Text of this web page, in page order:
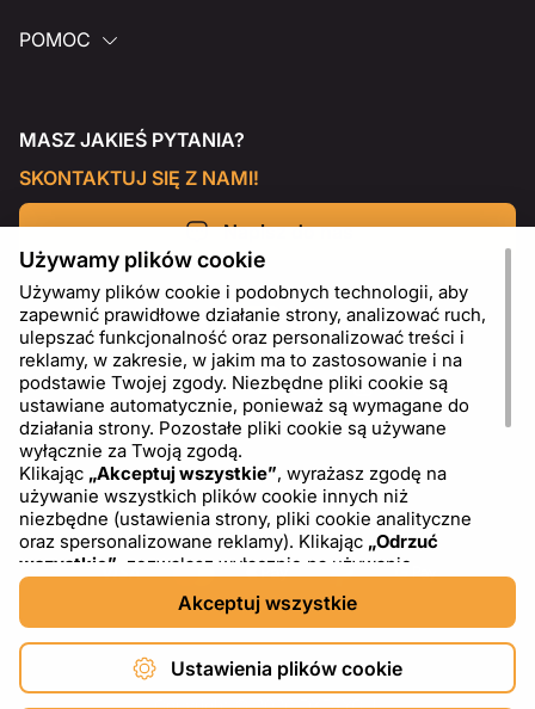
POMOC
MASZ JAKIEŚ PYTANIA?
SKONTAKTUJ SIĘ Z NAMI!
Napisz do nas
Copyright © 2026 DXF4YOU.
PL USD - US Dollar ($)
Używamy plików cookie
Używamy plików cookie i podobnych technologii, aby
zapewnić prawidłowe działanie strony, analizować ruch,
ulepszać funkcjonalność oraz personalizować treści i
reklamy, w zakresie, w jakim ma to zastosowanie i na
podstawie Twojej zgody. Niezbędne pliki cookie są
ustawiane automatycznie, ponieważ są wymagane do
działania strony. Pozostałe pliki cookie są używane
wyłącznie za Twoją zgodą.
Klikając „Akceptuj wszystkie”, wyrażasz zgodę na
używanie wszystkich plików cookie innych niż
niezbędne (ustawienia strony, pliki cookie analityczne
oraz spersonalizowane reklamy). Klikając „Odrzuć
wszystkie” , zezwalasz wyłącznie na używanie
niezbędnych plików cookie. Klikając
, możesz wybrać, które kategorie plików cookie
chcesz zaakceptować lub zablokować. Możesz w
dowolnym momencie zmienić lub wycofać swoją zgodę,
korzystając z linku „Ustawienia plików cookie” w dolnej
części strony. Więcej informacji na temat korzystania z
Akceptuj wszystkie
Ustawienia plików cookie